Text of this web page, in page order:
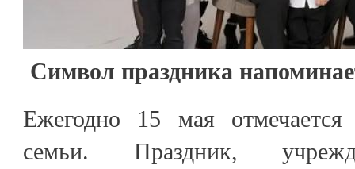
Символ праздника
Ежегодно 15 мая
семьи. Праздник,